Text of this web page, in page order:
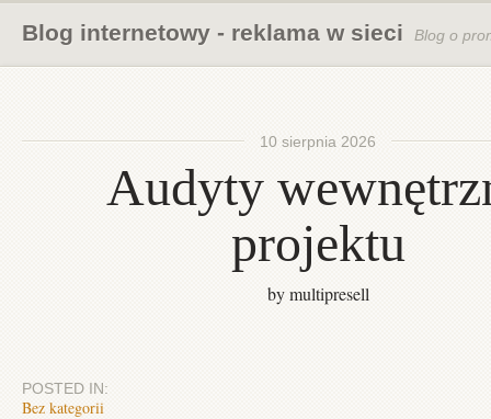
Blog internetowy - reklama w sieci Blog o
10 sierpnia 2026
Audyty
projektu
by multipresell
POSTED IN:
Bez kategorii